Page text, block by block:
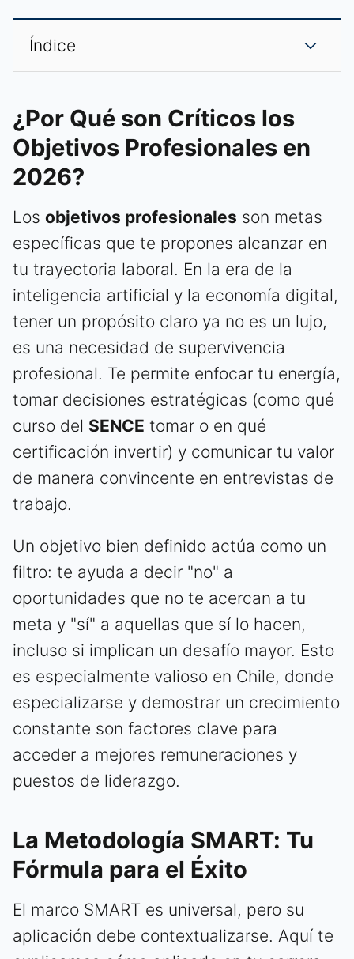
Índice
¿Por Qué son Críticos los
Objetivos Profesionales en
2026?
Los objetivos profesionales son metas
específicas que te propones alcanzar en
tu trayectoria laboral. En la era de la
inteligencia artificial y la economía digital,
tener un propósito claro ya no es un lujo,
es una necesidad de supervivencia
profesional. Te permite enfocar tu energía,
tomar decisiones estratégicas (como qué
curso del SENCE tomar o en qué
certificación invertir) y comunicar tu valor
de manera convincente en entrevistas de
trabajo.
Un objetivo bien definido actúa como un
filtro: te ayuda a decir "no" a
oportunidades que no te acercan a tu
meta y "sí" a aquellas que sí lo hacen,
incluso si implican un desafío mayor. Esto
es especialmente valioso en Chile, donde
especializarse y demostrar un crecimiento
constante son factores clave para
acceder a mejores remuneraciones y
puestos de liderazgo.
La Metodología SMART: Tu
Fórmula para el Éxito
El marco SMART es universal, pero su
aplicación debe contextualizarse. Aquí te